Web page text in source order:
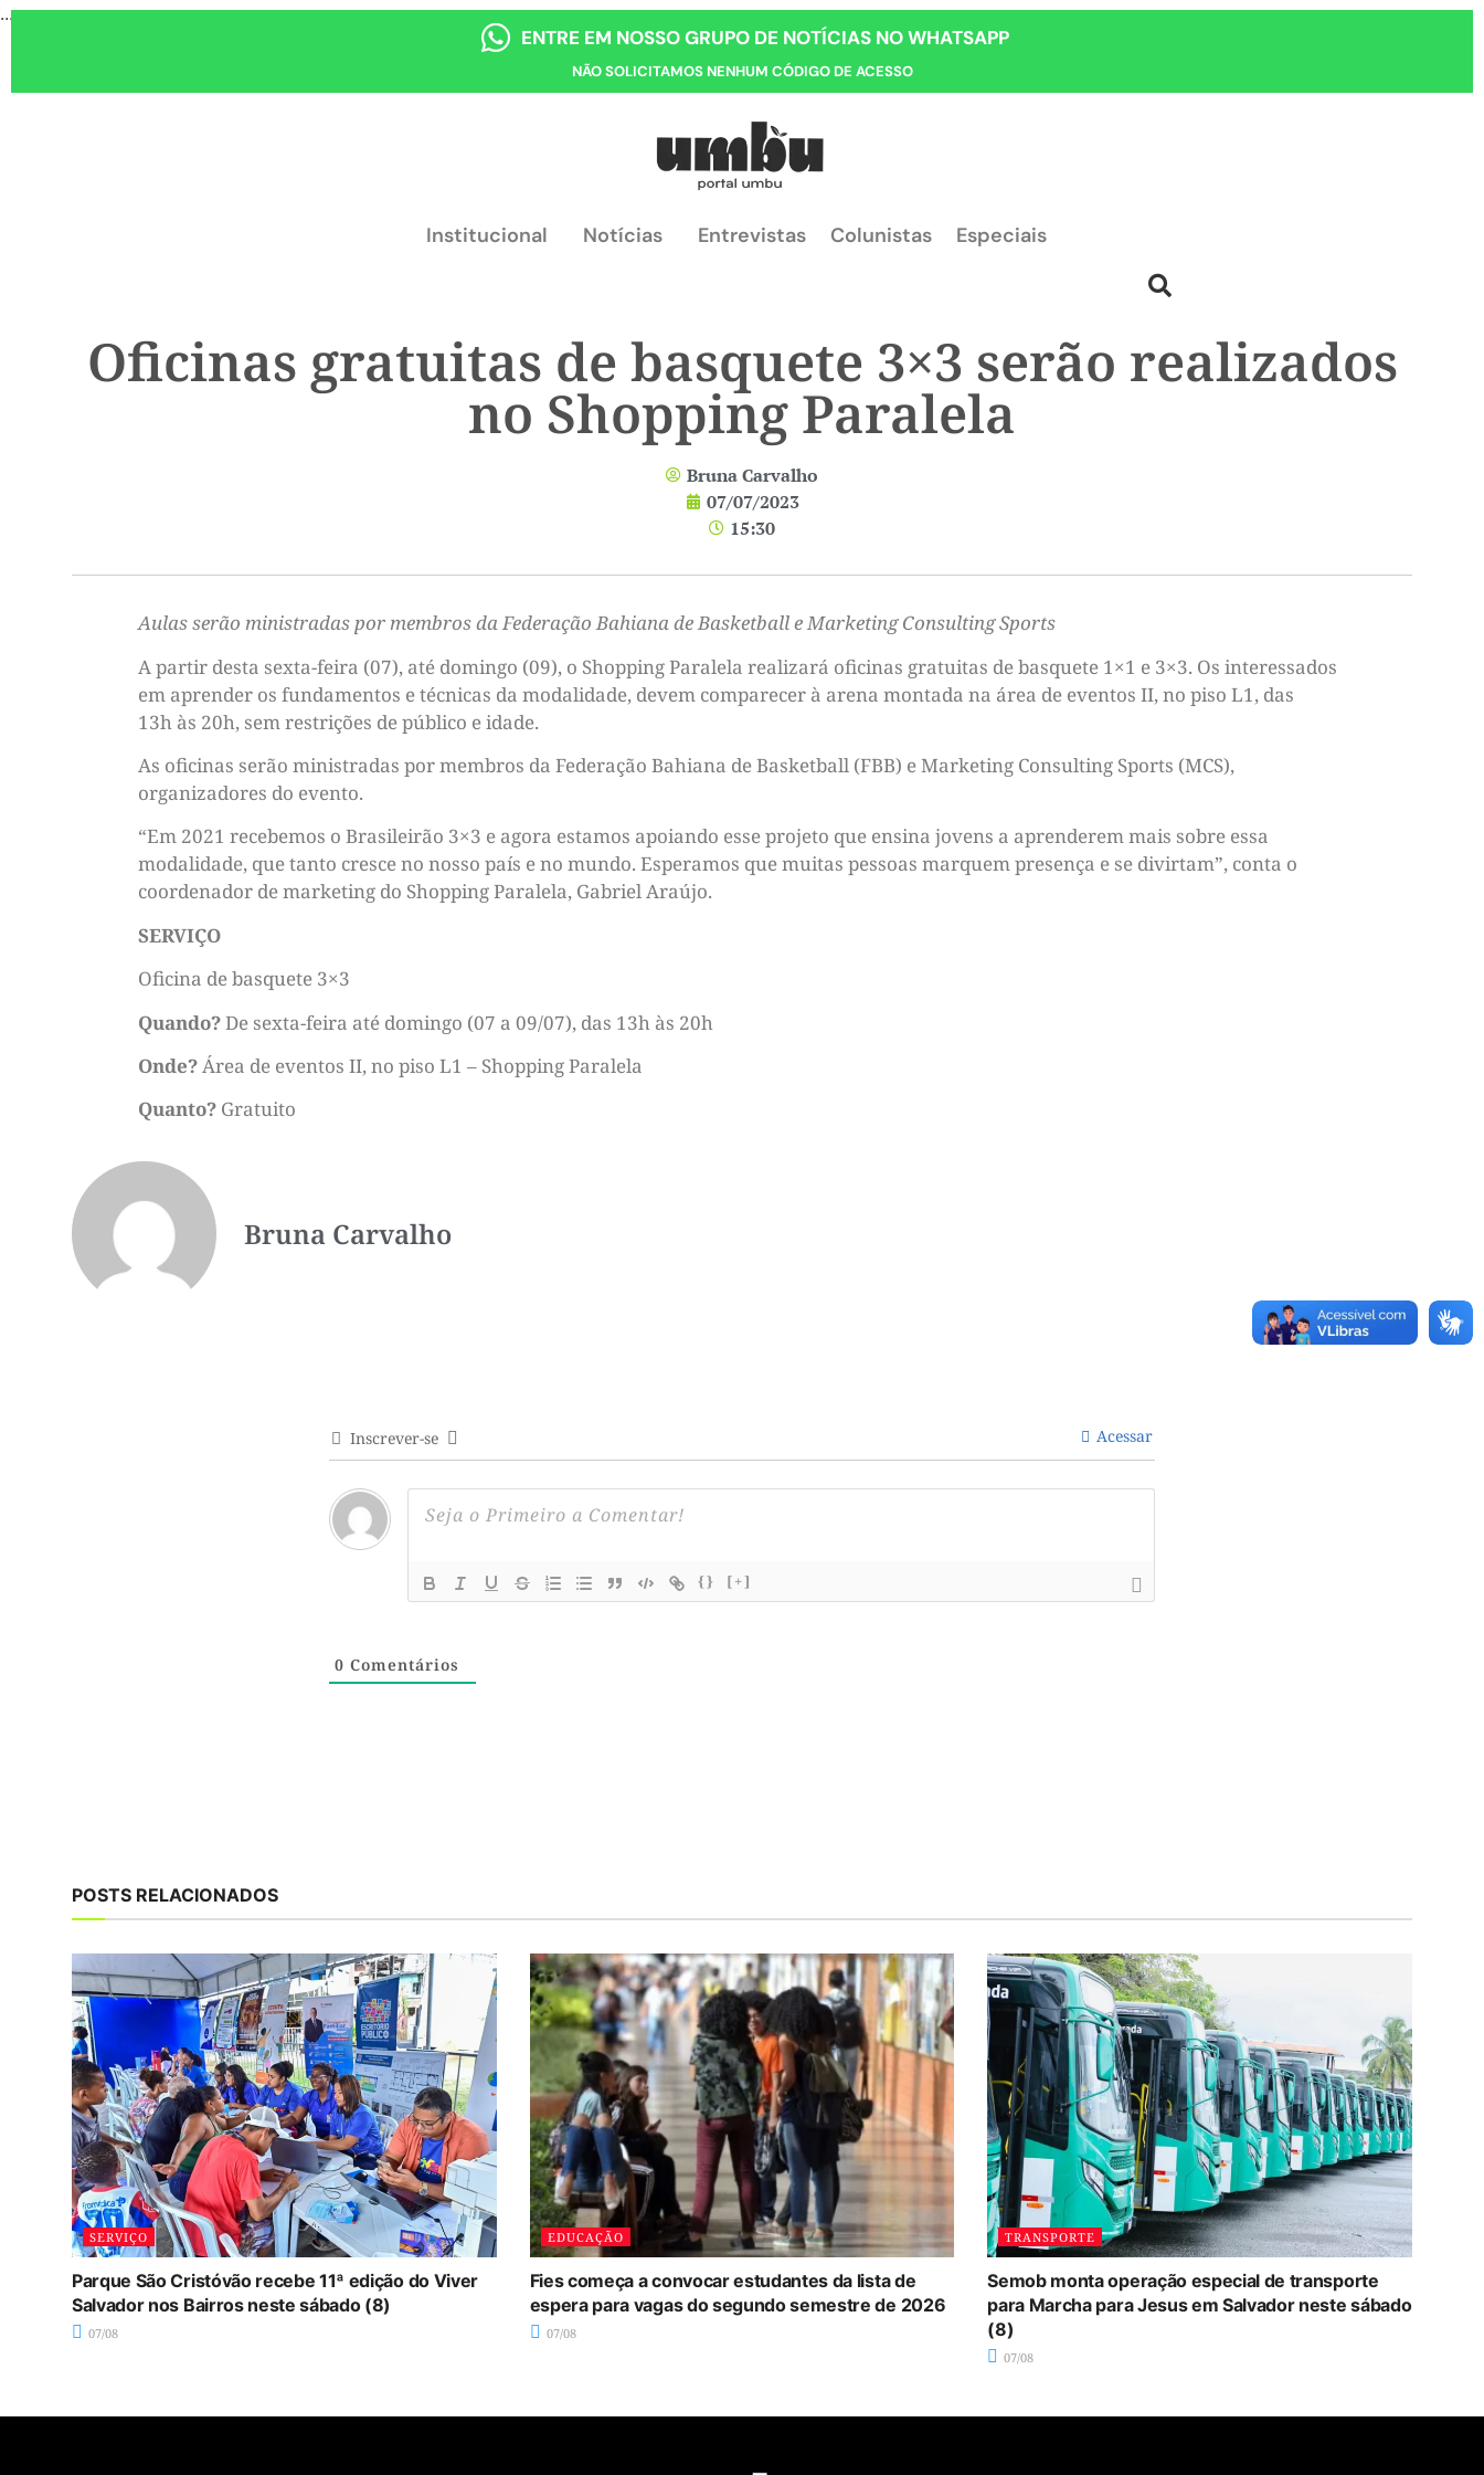
...
ENTRE EM NOSSO GRUPO DE NOTÍCIAS NO WHATSAPP
NÃO SOLICITAMOS NENHUM CÓDIGO DE ACESSO
Institucional Notícias Entrevistas Colunistas Especiais
Oficinas gratuitas de basquete 3×3 serão realizados
no Shopping Paralela
Bruna Carvalho
07/07/2023
15:30
Aulas serão ministradas por membros da Federação Bahiana de Basketball e Marketing Consulting Sports
A partir desta sexta-feira (07), até domingo (09), o Shopping Paralela realizará oficinas gratuitas de basquete 1×1 e 3×3. Os interessados
em aprender os fundamentos e técnicas da modalidade, devem comparecer à arena montada na área de eventos II, no piso L1, das
13h às 20h, sem restrições de público e idade.
As oficinas serão ministradas por membros da Federação Bahiana de Basketball (FBB) e Marketing Consulting Sports (MCS),
organizadores do evento.
“Em 2021 recebemos o Brasileirão 3×3 e agora estamos apoiando esse projeto que ensina jovens a aprenderem mais sobre essa
modalidade, que tanto cresce no nosso país e no mundo. Esperamos que muitas pessoas marquem presença e se divirtam”, conta o
coordenador de marketing do Shopping Paralela, Gabriel Araújo.
SERVIÇO
Oficina de basquete 3×3
Quando?De sexta-feira até domingo (07 a 09/07), das 13h às 20h
Onde?Área de eventos II, no piso L1 – Shopping Paralela
Quanto? Gratuito
Bruna Carvalho
Inscrever-se Acessar
{} [+]
0 Comentários
POSTS RELACIONADOS
SERVIÇO
Parque São Cristóvão recebe 11ª edição do Viver
Salvador nos Bairros neste sábado (8)
07/08
EDUCAÇÃO
Fies começa a convocar estudantes da lista de
espera para vagas do segundo semestre de 2026
07/08
TRANSPORTE
Semob monta operação especial de transporte
para Marcha para Jesus em Salvador neste sábado
(8)
07/08